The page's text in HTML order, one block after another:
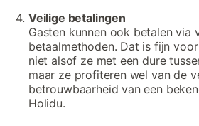
Veilige betalingen
Gasten kunnen ook betalen via
betaalmethoden. Dat is fijn
niet alsof ze met een dure
maar ze profiteren wel van de
betrouwbaarheid van een
Holidu.